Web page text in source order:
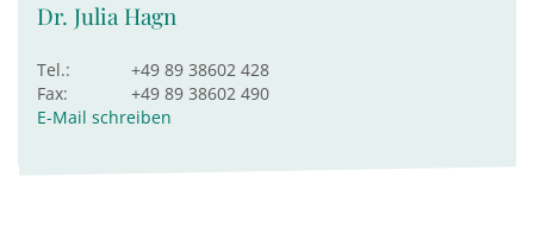
Dr. Julia Hagn
Tel.:
+49 89 38602 428
Fax:
+49 89 38602 490
E-Mail schreiben